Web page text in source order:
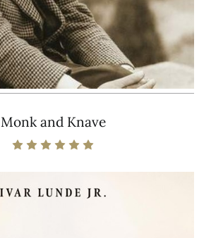
Monk and Knave